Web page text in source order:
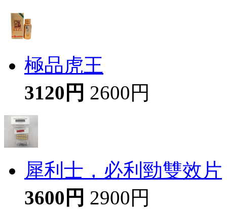
極品虎王
3120円 2600円
犀利士，必利勁雙效片
3600円 2900円